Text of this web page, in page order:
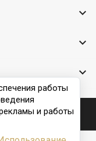



сайт
работы
и работы